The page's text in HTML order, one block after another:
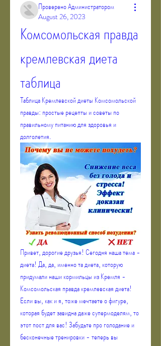
Проверено Администратором
August 26, 2023
Комсомольская правда
кремлевская диета
таблица
Таблица Кремлевской диеты Комсомольской
правды: простые рецепты и советы по
правильному питанию для здоровья и
долголетия.
Привет, дорогие друзья! Сегодня наша тема -
диета! Да, да, именно та диета, которую
придумали наши кормильцы из Кремля -
Комсомольская правда кремлевская диета!
Если вы, как и я, тоже мечтаете о фигуре,
которая будет завидна даже супермоделям, то
этот пост для вас! Забудьте про голодание и
бесконечные тренировки - теперь вы